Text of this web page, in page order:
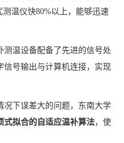
温仪快80%以上，能够迅速
温设备配备了先进的信号处
信号输出与计算机连接，实现
况下误差大的问题，东南大学
式拟合的自适应温补算法，使